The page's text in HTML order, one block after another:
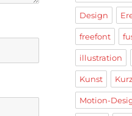
Design
freefont
illustration
Kunst
Motion-